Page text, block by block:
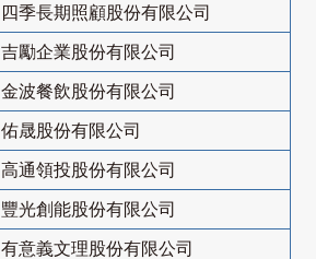
四季長期照顧股份有限公司
吉勵企業股份有限公司
金波餐飲股份有限公司
佑晟股份有限公司
高通領投股份有限公司
豐光創能股份有限公司
有意義文理股份有限公司